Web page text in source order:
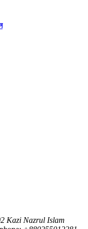
Kazi Nazrul Islam